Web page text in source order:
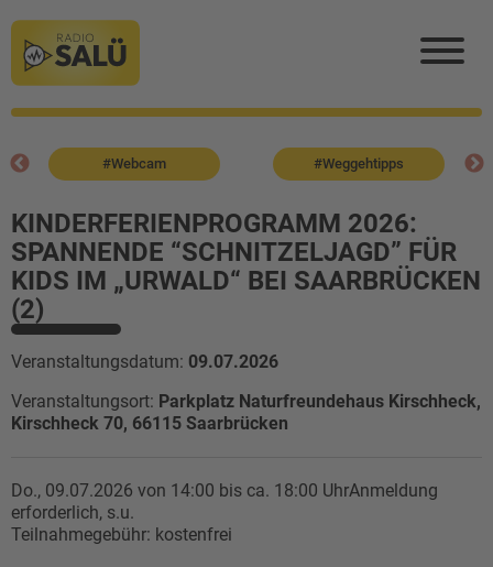
#Webcam #Weggehtipps
KINDERFERIENPROGRAMM 2026:
SPANNENDE “SCHNITZELJAGD” FÜR
KIDS IM „URWALD“ BEI SAARBRÜCKEN
(2)
Veranstaltungsdatum: 09.07.2026
Veranstaltungsort: Parkplatz Naturfreundehaus Kirschheck,
Kirschheck 70, 66115 Saarbrücken
Do., 09.07.2026 von 14:00 bis ca. 18:00 UhrAnmeldung
erforderlich, s.u.
Teilnahmegebühr: kostenfrei